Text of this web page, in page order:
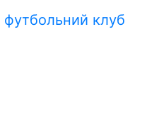
футбольний клуб